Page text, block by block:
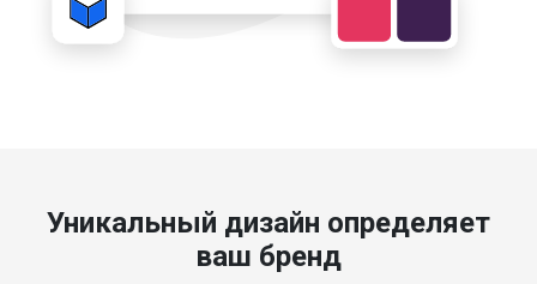
Уникальный дизайн определяет
ваш бренд